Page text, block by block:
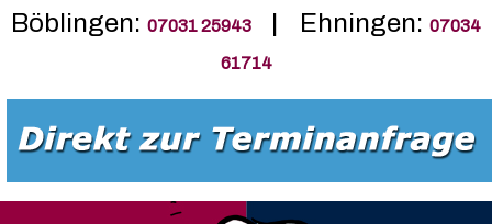
Böblingen: 07031 25943 | Ehningen: 07034
61714